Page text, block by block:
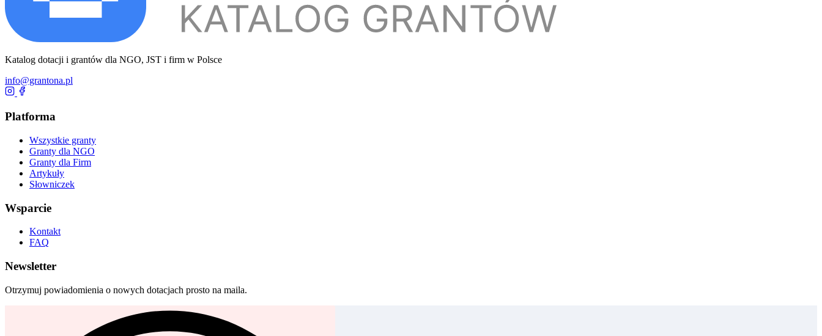
Katalog dotacji i grantów dla NGO, JST i firm w Polsce
info@grantona.pl
Platforma
Wszystkie granty
Granty dla NGO
Granty dla Firm
Artykuły
Słowniczek
Wsparcie
Kontakt
FAQ
Newsletter
Otrzymuj powiadomienia o nowych dotacjach prosto na maila.